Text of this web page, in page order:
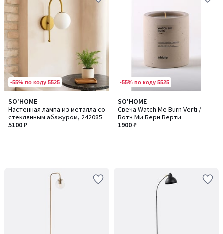
-55% по коду 5525
SO'HOME
Настенная лампа из металла со
стеклянным абажуром, 242085
5100 ₽
-55% по коду 5525
SO'HOME
Свеча Watch Me Burn Verti /
Вотч Ми Берн Верти
1900 ₽